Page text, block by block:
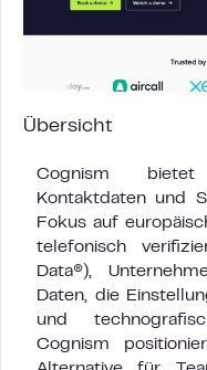
Übersicht
Cognism bietet
Kontaktdaten und
Fokus auf
telefonisch
Data®),
Daten, die
und
Cognism